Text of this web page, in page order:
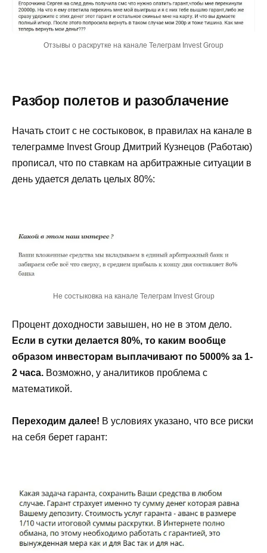
Отзывы о раскрутке на канале Телеграм Invest Group
Разбор полетов и разоблачение
Начать стоит с не состыковок, в правилах на канале в
телеграмме Invest Group Дмитрий Кузнецов (Работаю)
прописал, что по ставкам на арбитражные ситуации в
день удается делать целых 80%:
Не состыковка на канале Телеграм Invest Group
Процент доходности завышен, но не в этом дело.
Если в сутки делается 80%, то каким вообще
образом инвесторам выплачивают по 5000% за 1-
2 часа. Возможно, у аналитиков проблема с
математикой.
Переходим далее! В условиях указано, что все риски
на себя берет гарант: